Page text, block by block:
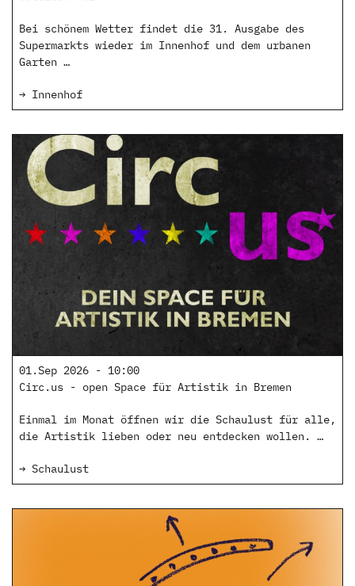
Bei schönem Wetter findet die 31. Ausgabe des
Supermarkts wieder im Innenhof und dem urbanen
Garten …
→ Innenhof
01.Sep 2026 - 10:00
Circ.us - open Space für Artistik in Bremen
Einmal im Monat öffnen wir die Schaulust für alle,
die Artistik lieben oder neu entdecken wollen. …
→ Schaulust